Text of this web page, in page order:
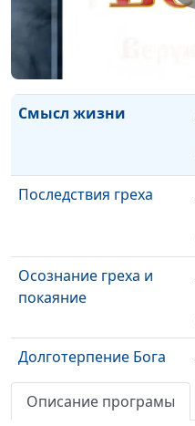
пришествию Христа
Смысл жизни
Последствия греха
Осознание греха и
покаяние
Долготерпение Бога
Описание програмы